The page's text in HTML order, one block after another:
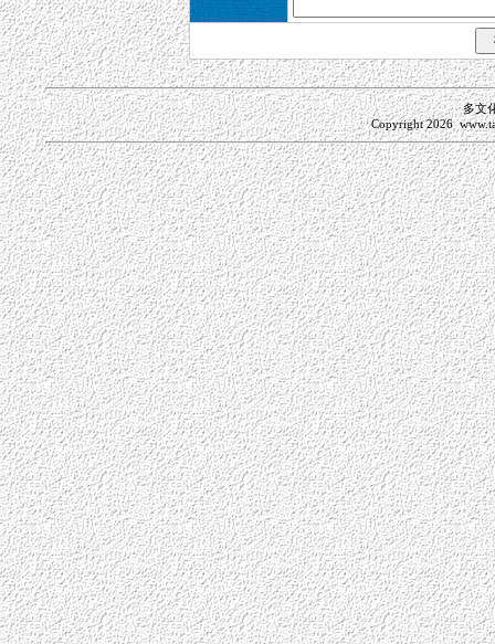
多文
Copyright2026